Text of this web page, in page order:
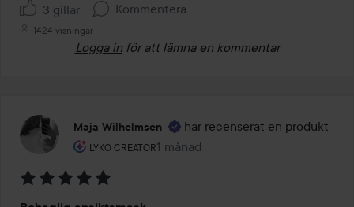
3 gillar Kommentera
1424 visningar
Logga in för att lämna en kommentar
Maja Wilhelmsen har recenserat en produkt
LYKO CREATOR
Användarens roll: Lyko Creator.
1 månad
Inlägget skapades 1 månad